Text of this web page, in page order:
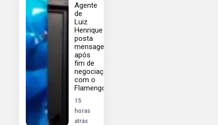
Agente
de
Luiz
Henrique
posta
mensagem
após
fim de
negociação
com o
Flamengo
15
horas
atrás